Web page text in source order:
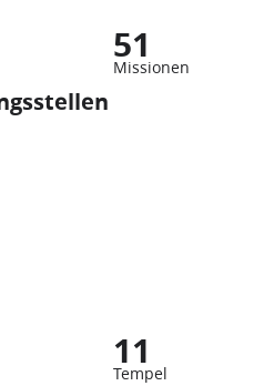
51
Missionen
11
Tempel